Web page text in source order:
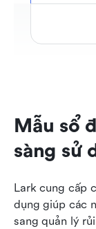
Mẫu sổ
sàng sử
Lark cung cấp
dụng giúp các
sang quản lý